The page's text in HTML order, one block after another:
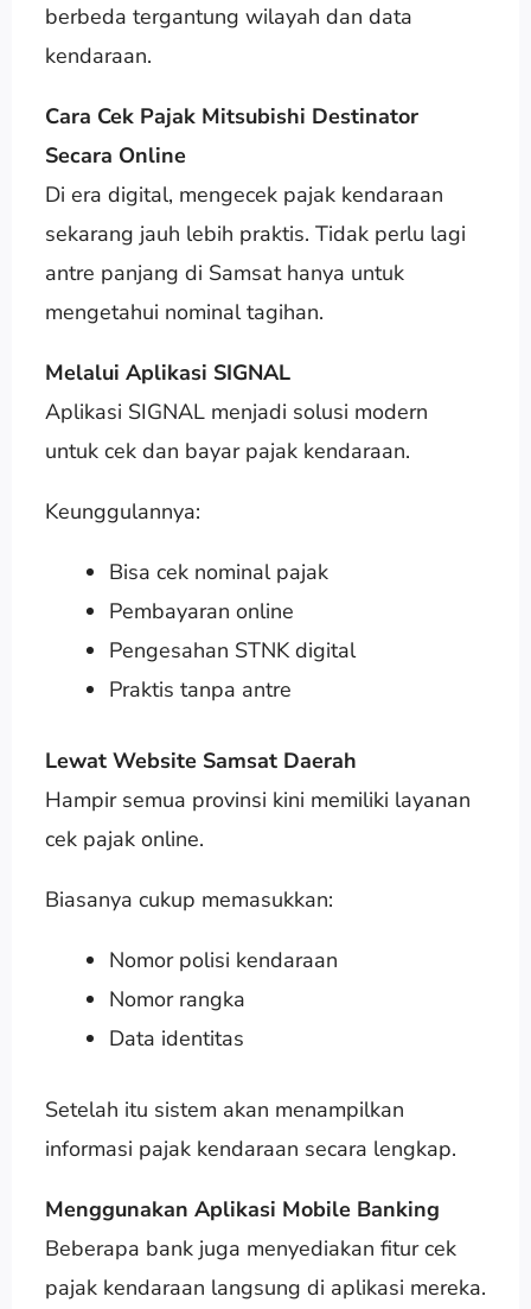
berbeda tergantung wilayah dan data
kendaraan.
Cara Cek Pajak Mitsubishi Destinator
Secara Online
Di era digital, mengecek pajak kendaraan
sekarang jauh lebih praktis. Tidak perlu lagi
antre panjang di Samsat hanya untuk
mengetahui nominal tagihan.
Melalui Aplikasi SIGNAL
Aplikasi SIGNAL menjadi solusi modern
untuk cek dan bayar pajak kendaraan.
Keunggulannya:
Bisa cek nominal pajak
Pembayaran online
Pengesahan STNK digital
Praktis tanpa antre
Lewat Website Samsat Daerah
Hampir semua provinsi kini memiliki layanan
cek pajak online.
Biasanya cukup memasukkan:
Nomor polisi kendaraan
Nomor rangka
Data identitas
Setelah itu sistem akan menampilkan
informasi pajak kendaraan secara lengkap.
Menggunakan Aplikasi Mobile Banking
Beberapa bank juga menyediakan fitur cek
pajak kendaraan langsung di aplikasi mereka.